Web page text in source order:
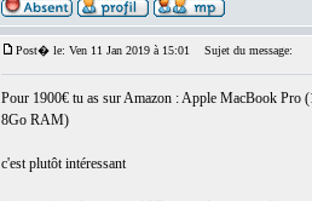
Post� le: Ven 11 Jan 2019 à 15:01 Sujet du message:
Pour 1900€ tu as sur Amazon : Apple MacBook Pro
8Go RAM)
c'est plutôt intéressant